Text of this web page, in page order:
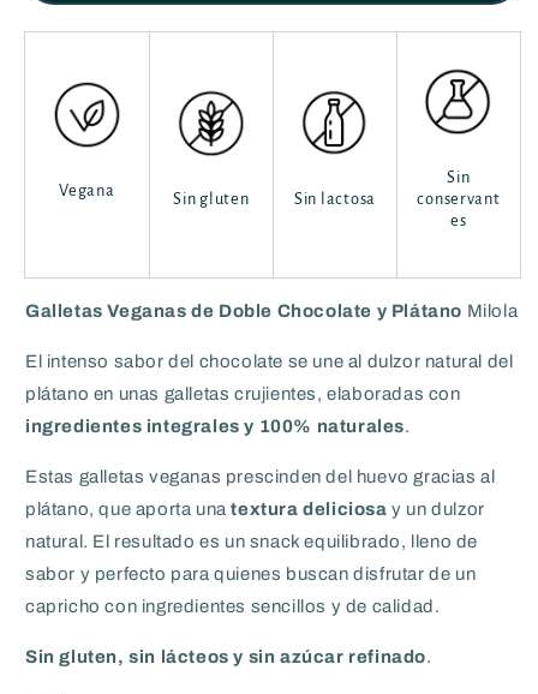
-
Sin
gluten
140g
Sin
gluten
140g
Vegana Sin gluten Sin lactosa
Sin
conservant
es
Galletas Veganas de Doble Chocolate y Plátano Milola
El intenso sabor del chocolate se une al dulzor natural del
plátano en unas galletas crujientes, elaboradas con
ingredientes integrales y 100% naturales.
Estas galletas veganas prescinden del huevo gracias al
plátano, que aporta unatextura deliciosa y un dulzor
natural. El resultado es un snack equilibrado, lleno de
sabor y perfecto para quienes buscan disfrutar de un
capricho con ingredientes sencillos y de calidad.
Sin gluten, sin lácteos y sin azúcar refinado.